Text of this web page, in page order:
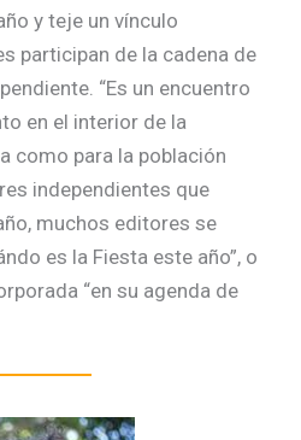
y teje un vínculo
participan de la cadena de
“Es un encuentro
en el interior de la
como para la población
independientes que
muchos editores se
es la Fiesta este año”, o
“en su agenda de